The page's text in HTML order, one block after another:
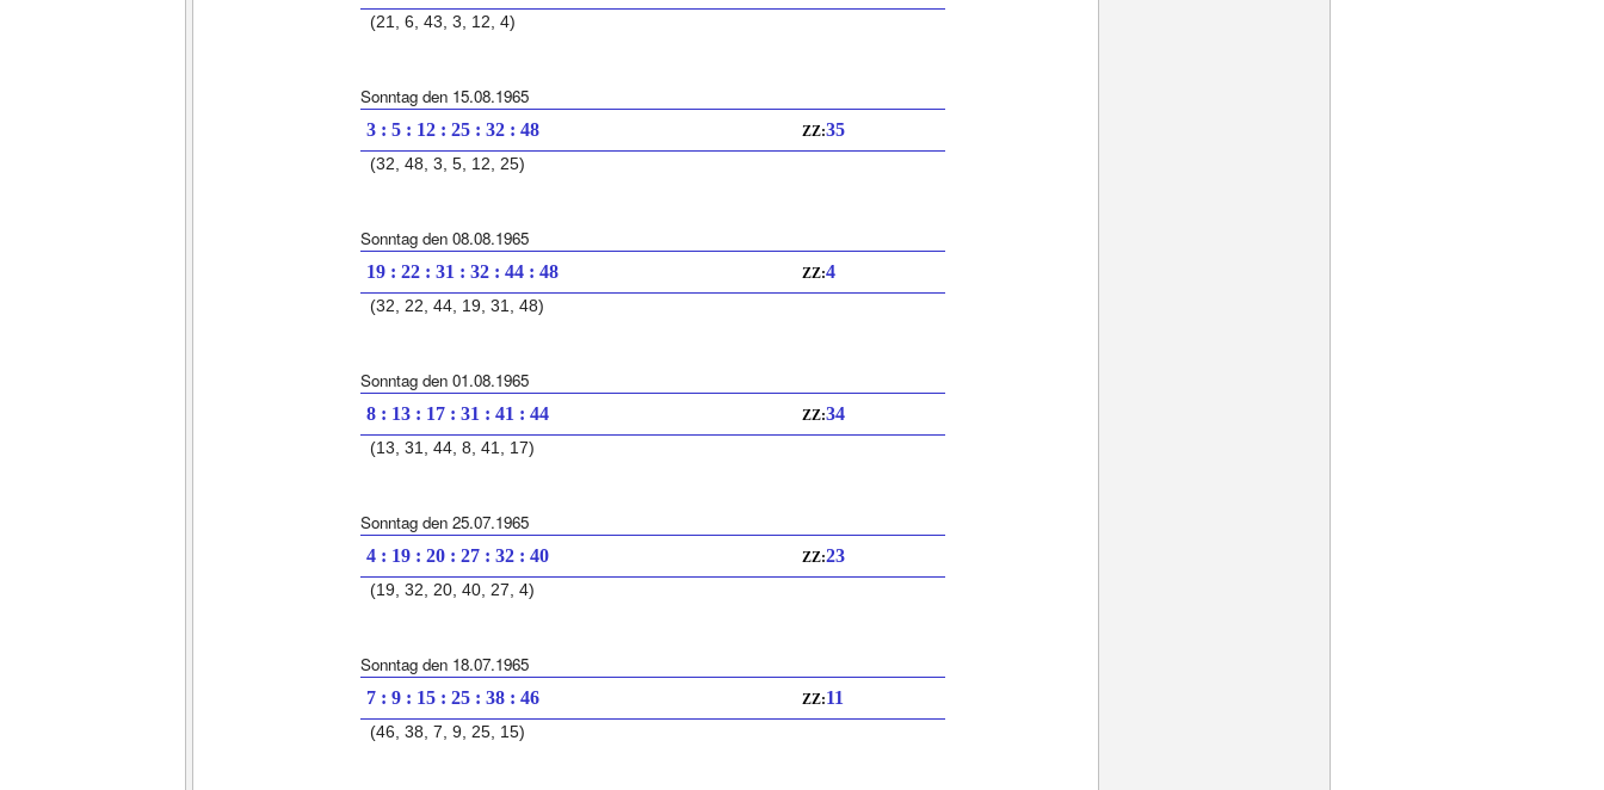
(21, 6, 43, 3, 12, 4)
Sonntag den 15.08.1965
3 : 5 : 12 : 25 : 32 : 48 ZZ:35
(32, 48, 3, 5, 12, 25)
Sonntag den 08.08.1965
19 : 22 : 31 : 32 : 44 : 48 ZZ:4
(32, 22, 44, 19, 31, 48)
Sonntag den 01.08.1965
8 : 13 : 17 : 31 : 41 : 44 ZZ:34
(13, 31, 44, 8, 41, 17)
Sonntag den 25.07.1965
4 : 19 : 20 : 27 : 32 : 40 ZZ:23
(19, 32, 20, 40, 27, 4)
Sonntag den 18.07.1965
7 : 9 : 15 : 25 : 38 : 46 ZZ:11
(46, 38, 7, 9, 25, 15)